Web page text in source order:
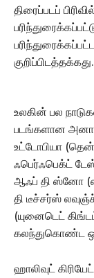
திரைப்படப்
குறிப்பிடத்தக்கது.
உலகின் பல
படங்களான
உட்டோபியா
ஃபெர்ஃபெக்ட்
ஆஃப் தி ஸ்னோ
தி டீச்சர்ஸ்
(யுனைடெட்
கலந்துகொண்ட
ஹாலிவுட்